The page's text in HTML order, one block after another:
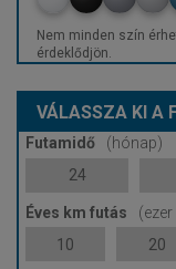
Nem minden szín
érdeklődjön.
VÁLASSZA KI A
Futamidő
(hónap)
24
Éves km futás
10
20